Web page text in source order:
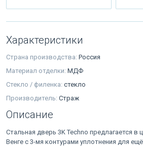
Характеристики
Страна производства: Россия
Материал отделки: МДФ
Стекло / филенка: стекло
Производитель: Страж
Описание
Стальная дверь 3K Techno предлагается в
Венге с 3-мя контурами уплотнения для